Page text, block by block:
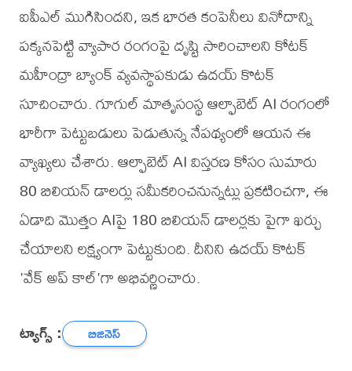
ఐపీఎల్ ముగిసిందని, ఇక భారత కంపెనీలు వినోదాన్ని
పక్కనపెట్టి వ్యాపార రంగంపై దృష్టి సారించాలని కోటక్
మహీంద్రా బ్యాంక్ వ్యవస్థాపకుడు ఉదయ్ కొటక్
సూచించారు. గూగుల్ మాతృసంస్థ ఆల్ఫాబెట్ AI రంగంలో
భారీగా పెట్టుబడులు పెడుతున్న నేపథ్యంలో ఆయన ఈ
వ్యాఖ్యలు చేశారు. ఆల్ఫాబెట్ AI విస్తరణ కోసం సుమారు
80 బిలియన్ డాలర్లు సమీకరించనున్నట్లు ప్రకటించగా, ఈ
ఏడాది మొత్తం AIపై 180 బిలియన్ డాలర్లకు పైగా ఖర్చు
చేయాలని లక్ష్యంగా పెట్టుకుంది. దీనిని ఉదయ్ కొటక్
'వేక్ అప్ కాల్'గా అభివర్ణించారు.
ట్యాగ్స్ : బిజినెస్